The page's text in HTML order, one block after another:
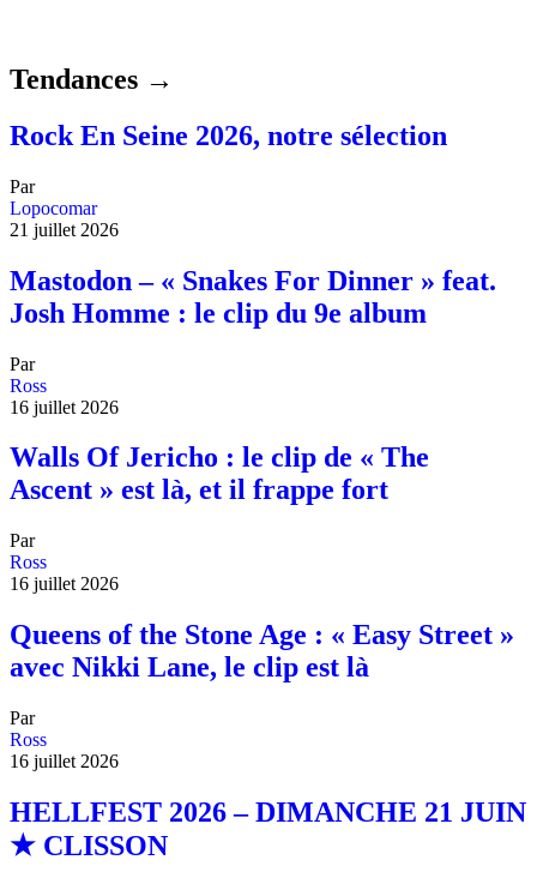
Tendances →
Rock En Seine 2026, notre sélection
Par
Lopocomar
21 juillet 2026
Mastodon – « Snakes For Dinner » feat.
Josh Homme : le clip du 9e album
Par
Ross
16 juillet 2026
Walls Of Jericho : le clip de « The
Ascent » est là, et il frappe fort
Par
Ross
16 juillet 2026
Queens of the Stone Age : « Easy Street »
avec Nikki Lane, le clip est là
Par
Ross
16 juillet 2026
HELLFEST 2026 – DIMANCHE 21 JUIN
★ CLISSON